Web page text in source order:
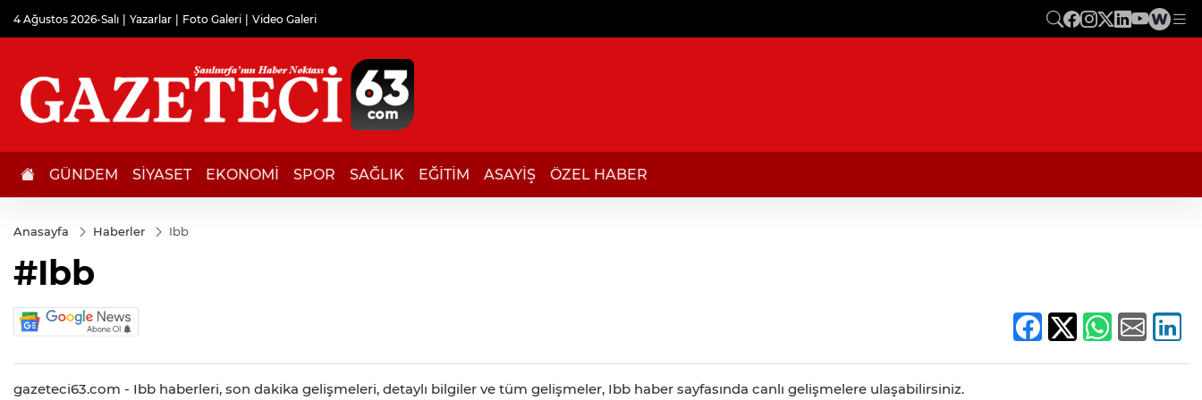
4 Ağustos 2026-Salı Yazarlar Foto Galeri Video Galeri
GÜNDEM SİYASET EKONOMİ SPOR SAĞLIK EĞİTİM ASAYİŞ ÖZEL HABER
Anasayfa Haberler Ibb
#Ibb
gazeteci63.com - Ibb haberleri, son dakika gelişmeleri, detaylı bilgiler ve tüm gelişmeler, Ibb haber sayfasında canlı gelişmelere ulaşabilirsiniz.